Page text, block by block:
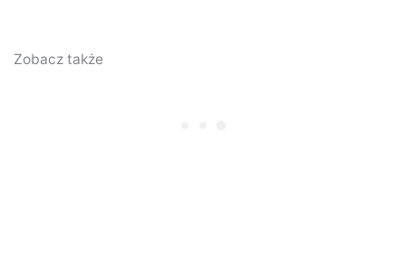
Zobacz także